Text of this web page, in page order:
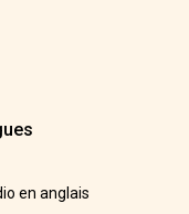
en anglais